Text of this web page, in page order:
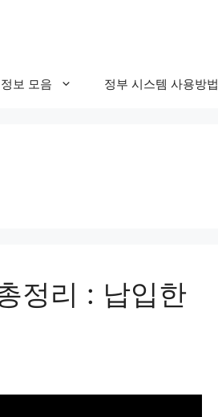
보 모음 정부 시스템 사용방법
정리 : 납입한